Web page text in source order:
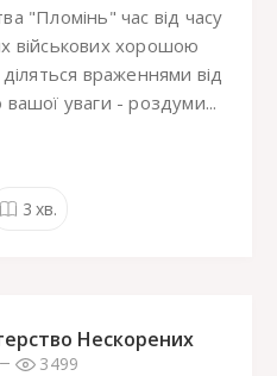
"Пломінь" час від часу
військових хорошою
враженнями від
уваги - роздуми...
3 хв.
Нескорених
3499